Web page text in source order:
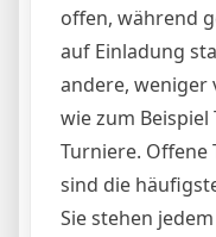
offen, während
auf Einladung
andere, weniger
wie zum
Turniere. Offene
sind die
Sie stehen